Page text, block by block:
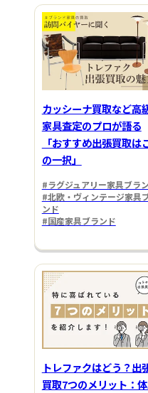
カッシーナ買取など高
家具査定のプロが語る
「おすすめ出張買取は
の一択」
#ラグジュアリー家具ブラ
#北欧・ヴィンテージ家具
ンド
#国産家具ブランド
トレファクはどう？出
買取7つのメリット：